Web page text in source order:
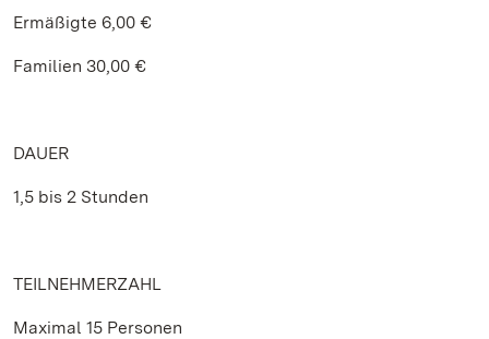
Ermäßigte 6,00 €
Familien 30,00 €
DAUER
1,5 bis 2 Stunden
TEILNEHMERZAHL
Maximal 15 Personen